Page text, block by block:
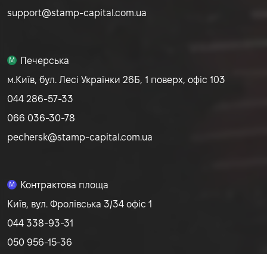
support@stamp-capital.com.ua
M
Печерська
м.Київ, бул. Лесі Українки 26Б, 1 поверх, офіс 103
044 286-57-33
066 036-30-78
pechersk@stamp-capital.com.ua
M
Контрактова площа
Київ, вул. Фролівська 3/34 офіс 1
044 338-93-31
050 956-15-36